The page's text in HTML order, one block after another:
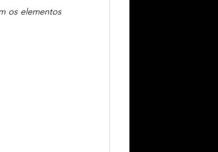
os elementos